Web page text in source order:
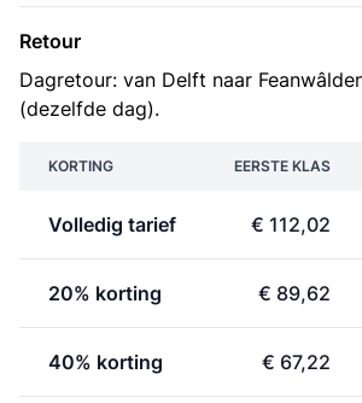
Retour
Dagretour: van Delft naar
(dezelfde dag).
KORTING EERSTE KLAS
Volledig tarief € 112,02
20% korting € 89,62
40% korting € 67,22